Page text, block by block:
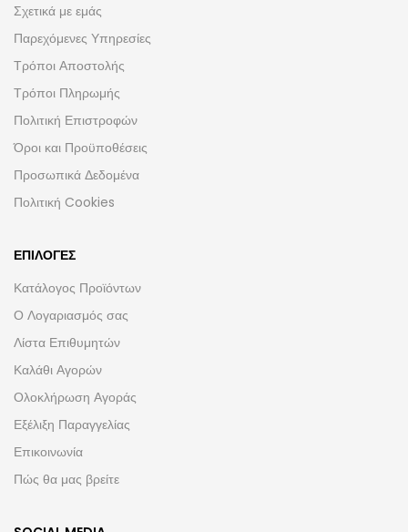
Σχετικά με εμάς
Παρεχόμενες Υπηρεσίες
Τρόποι Αποστολής
Τρόποι Πληρωμής
Πολιτική Επιστροφών
Όροι και Προϋποθέσεις
Προσωπικά Δεδομένα
Πολιτική Cookies
ΕΠΙΛΟΓΈΣ
Κατάλογος Προϊόντων
Ο Λογαριασμός σας
Λίστα Επιθυμητών
Καλάθι Αγορών
Ολοκλήρωση Αγοράς
Εξέλιξη Παραγγελίας
Επικοινωνία
Πώς θα μας βρείτε